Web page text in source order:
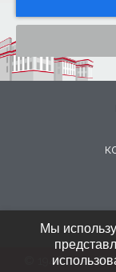
© 1946-2024
Мы